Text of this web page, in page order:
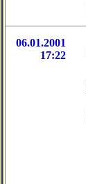
06.01.2001
17:22